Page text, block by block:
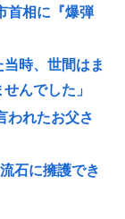
首相に『爆弾
時、世間はま
んでした」
われたお父さ
石に擁護でき